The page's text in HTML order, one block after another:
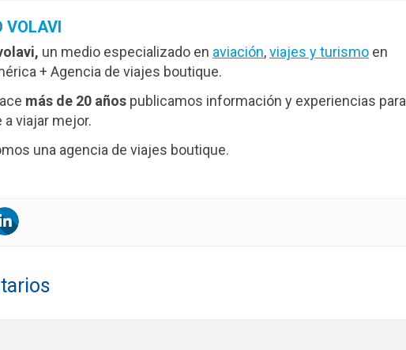
VOLAVI
un medio especializado en aviación,viajes y turismo en
+ Agencia de viajes boutique.
más de 20 años publicamos información y experiencias para
a viajar mejor.
una agencia de viajes boutique.